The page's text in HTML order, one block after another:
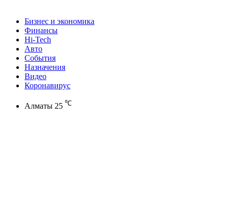
Бизнес и экономика
Финансы
Hi-Tech
Авто
События
Назначения
Видео
Коронавирус
Алматы 25 ℃